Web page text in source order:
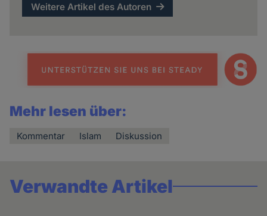
Weitere Artikel des Autoren
Mehr lesen über:
Kommentar Islam Diskussion
Verwandte Artikel